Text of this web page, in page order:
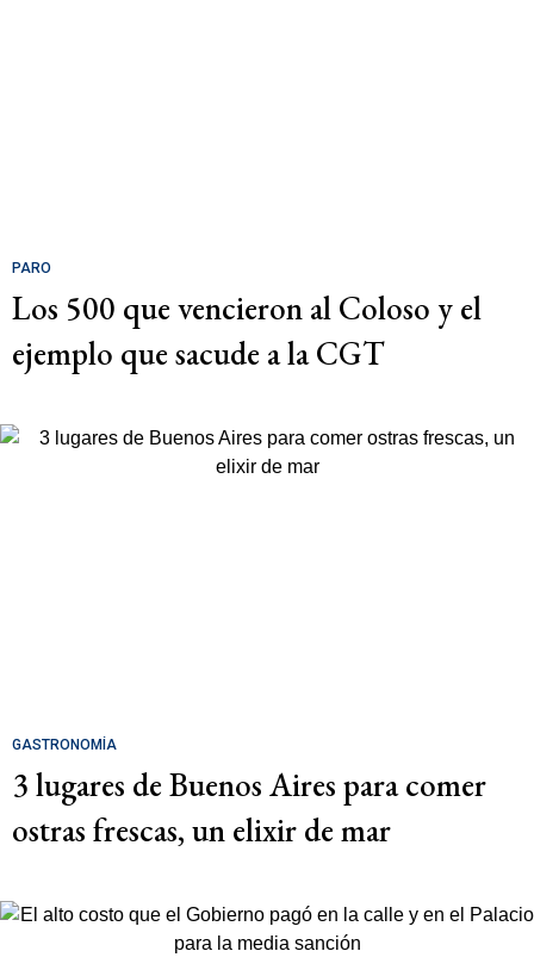
PARO
Los 500 que vencieron al Coloso y el
ejemplo que sacude a la CGT
GASTRONOMÍA
3 lugares de Buenos Aires para comer
ostras frescas, un elixir de mar